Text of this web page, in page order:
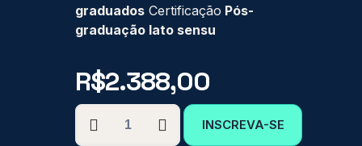
graduados Certificação Pós-
graduação lato sensu
R$2.388,00
PÓS-
GRADUAÇÃO
INSCREVA-SE